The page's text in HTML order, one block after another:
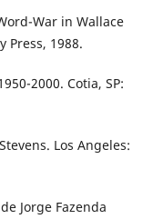
War in Wallace
Press, 1988.
2000. Cotia, SP:
Los Angeles:
Jorge Fazenda